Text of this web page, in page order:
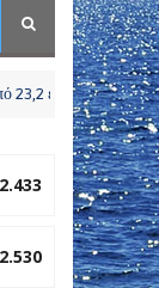
ευρώ σε